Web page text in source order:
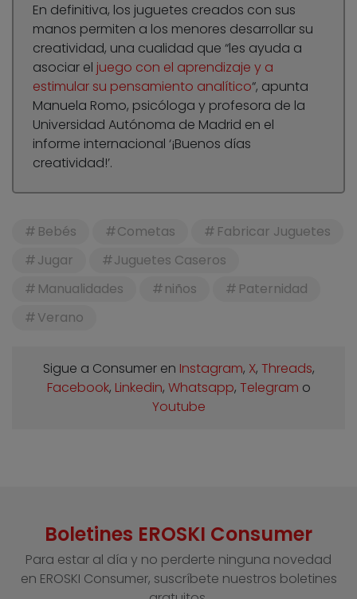
En definitiva, los juguetes creados con sus
manos permiten a los menores desarrollar su
creatividad, una cualidad que “les ayuda a
asociar el juego con el aprendizaje y a
estimular su pensamiento analítico“, apunta
Manuela Romo, psicóloga y profesora de la
Universidad Autónoma de Madrid en el
informe internacional ‘¡Buenos días
creatividad!’.
Bebés Cometas
Fabricar Juguetes
Jugar
Juguetes Caseros
Manualidades
niños
Paternidad
Verano
Sigue a Consumer en Instagram, X, Threads,
Facebook, Linkedin, Whatsapp, Telegram o
Youtube
Boletines EROSKI Consumer
Para estar al día y no perderte ninguna novedad
en EROSKI Consumer, suscríbete nuestros boletines